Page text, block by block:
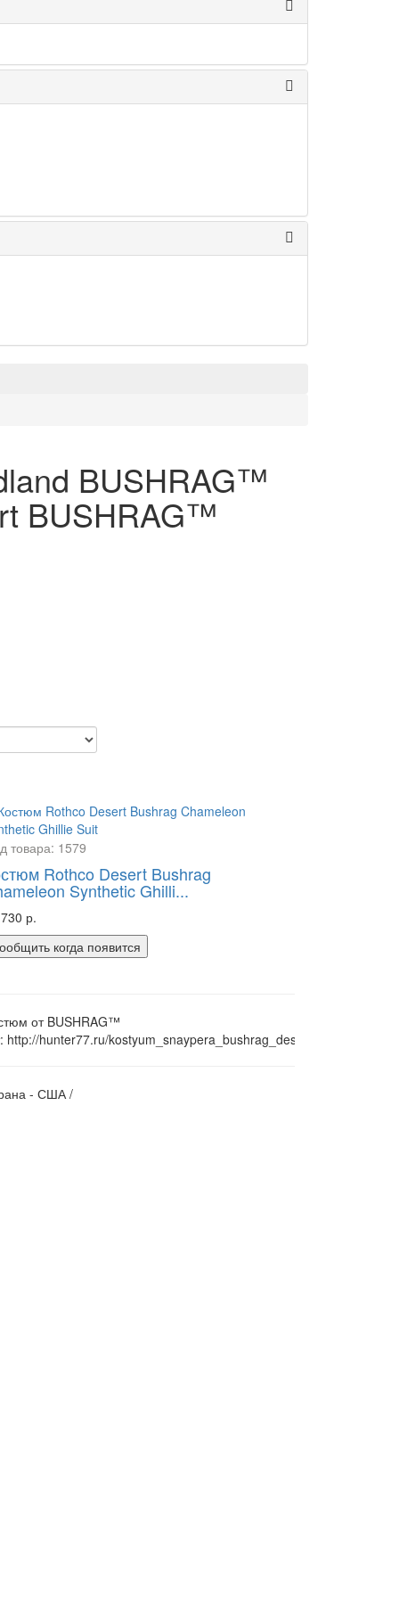
BUSHRAG™
BUSHRAG™
товара: 1579
Rothco Desert Bushrag
Synthetic Ghilli...
р.
когда появится
от BUSHRAG™
http://hunter77.ru/kostyum_snaypera_bushrag_desert_chameleon..
- США /